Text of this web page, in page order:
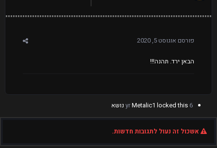
פורסם אוגוסט 5, 2020
הבאן ירד. תהנה!!!
6 yr
Metalic1 locked this נושא
אשכול זה נעול לתגובות חדשות.